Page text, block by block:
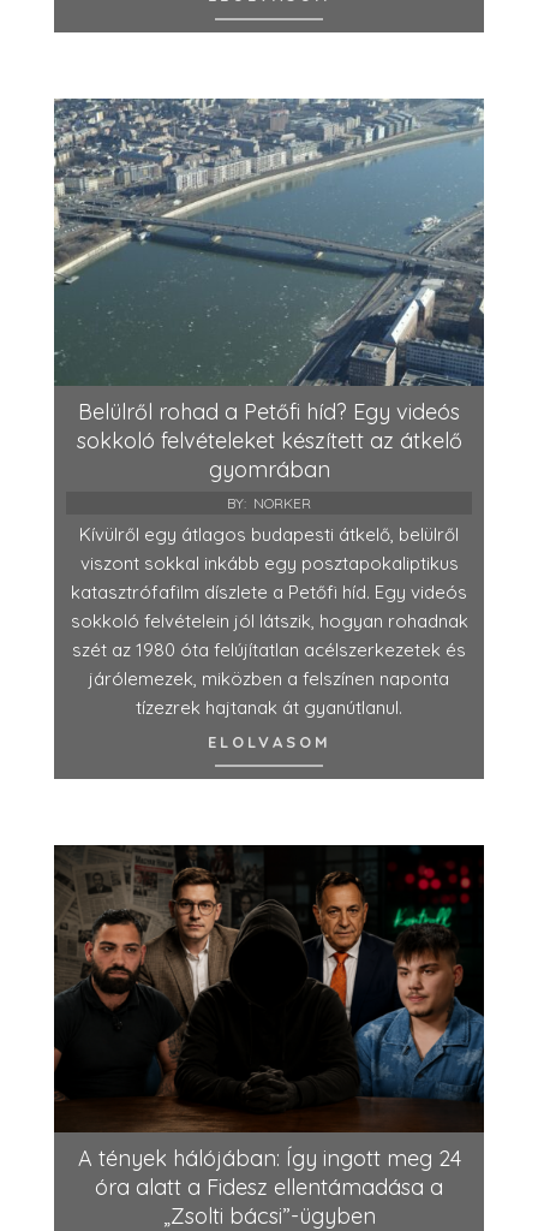
Belülről rohad a Petőfi híd? Egy videós
sokkoló felvételeket készített az átkelő
gyomrában
BY: NORKER
Kívülről egy átlagos budapesti átkelő, belülről
viszont sokkal inkább egy posztapokaliptikus
katasztrófafilm díszlete a Petőfi híd. Egy videós
sokkoló felvételein jól látszik, hogyan rohadnak
szét az 1980 óta felújítatlan acélszerkezetek és
járólemezek, miközben a felszínen naponta
tízezrek hajtanak át gyanútlanul.
ELOLVASOM
A tények hálójában: Így ingott meg 24
óra alatt a Fidesz ellentámadása a
„Zsolti bácsi”-ügyben